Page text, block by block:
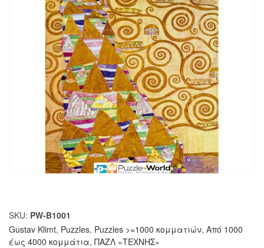
SKU: PW-B1001
Gustav Klimt, Puzzles, Puzzles >=1000 κομματιών, Από 1000
έως 4000 κομμάτια, ΠΑΖΛ «ΤΕΧΝΗΣ»